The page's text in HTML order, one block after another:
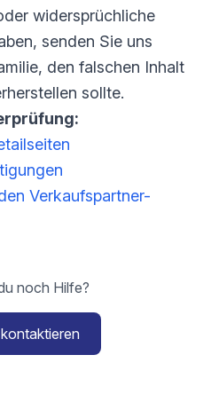
widersprüchliche
senden Sie uns
den falschen Inhalt
sollte.
Verkaufspartner-
noch Hilfe?